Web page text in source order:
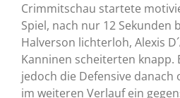
Crimmitschau startete
Spiel, nach nur 12 Sekunden
Halverson lichterloh, Alexis
Kanninen scheiterten knapp.
jedoch die Defensive danach
im weiteren Verlauf ein